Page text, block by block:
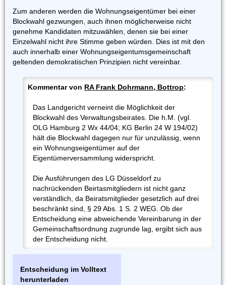
Zum anderen werden die Wohnungseigentümer bei einer
Blockwahl gezwungen, auch ihnen möglicherweise nicht
genehme Kandidaten mitzuwählen, denen sie bei einer
Einzelwahl nicht ihre Stimme geben würden. Dies ist mit den
auch innerhalb einer Wohnungseigentumsgemeinschaft
geltenden demokratischen Prinzipien nicht vereinbar.
Kommentar von RA Frank Dohrmann, Bottrop:
Das Landgericht verneint die Möglichkeit der
Blockwahl des Verwaltungsbeirates. Die h.M. (vgl.
OLG Hamburg 2 Wx 44/04; KG Berlin 24 W 194/02)
hält die Blockwahl dagegen nur für unzulässig, wenn
ein Wohnungseigentümer auf der
Eigentümerversammlung widerspricht.
Die Ausführungen des LG Düsseldorf zu
nachrückenden Beirtasmitgliedern ist nicht ganz
verständlich, da Beiratsmitglieder gesetzlich auf drei
beschränkt sind, § 29 Abs. 1 S. 2 WEG. Ob der
Entscheidung eine abweichende Vereinbarung in der
Gemeinschaftsordnung zugrunde lag, ergibt sich aus
der Entscheidung nicht.
Entscheidung im Volltext
herunterladen